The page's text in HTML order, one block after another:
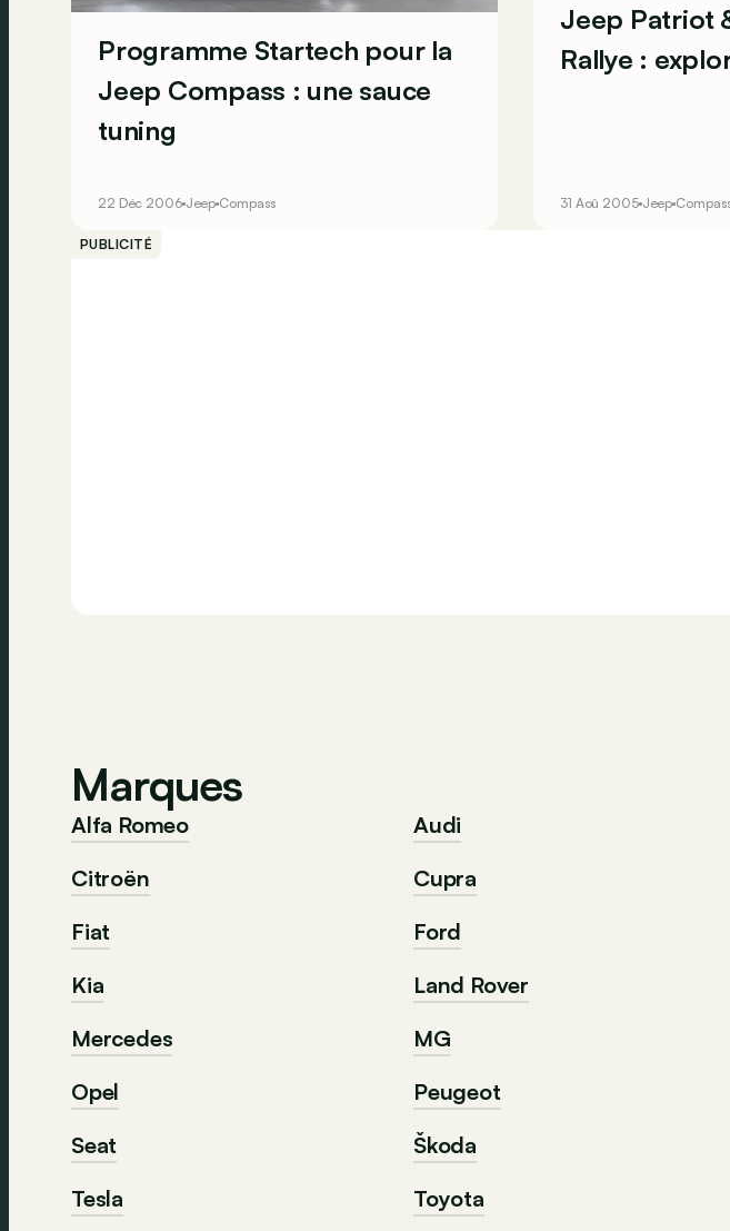
Programme Startech pour la
Jeep Compass : une sauce
tuning
22 Déc 2006 Jeep Compass
Jeep Patriot
Rallye :
31 Aoû 2005 Jeep
PUBLICITÉ
Marques
Alfa Romeo Audi
Citroën
Cupra
Fiat
Ford
Kia
Land Rover
Mercedes
MG
Opel
Peugeot
Seat
Škoda
Tesla
Toyota